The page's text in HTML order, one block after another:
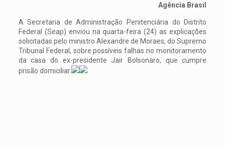
Agência Brasil
A Secretaria de Administração Penitenciária do Distrito
Federal (Seap) enviou na quarta-feira (24) as explicações
solicitadas pelo ministro Alexandre de Moraes, do Supremo
Tribunal Federal, sobre possíveis falhas no monitoramento
da casa do ex-presidente Jair Bolsonaro, que cumpre
prisão domiciliar.